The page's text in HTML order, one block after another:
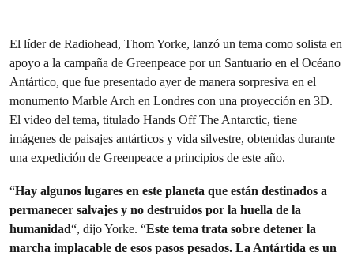
El líder de Radiohead, Thom Yorke, lanzó un tema como solista en
apoyo a la campaña de Greenpeace por un Santuario en el Océano
Antártico, que fue presentado ayer de manera sorpresiva en el
monumento Marble Arch en Londres con una proyección en 3D.
El video del tema, titulado Hands Off The Antarctic, tiene
imágenes de paisajes antárticos y vida silvestre, obtenidas durante
una expedición de Greenpeace a principios de este año.
“Hay algunos lugares en este planeta que están destinados a
permanecer salvajes y no destruidos por la huella de la
humanidad“, dijo Yorke. “Este tema trata sobre detener la
marcha implacable de esos pasos pesados. La Antártida es un